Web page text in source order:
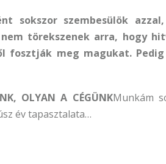
sokszor szembesülök
törekszenek arra, hogy
fosztják meg magukat.
OLYAN A CÉGÜNKMunkám
év tapasztalata…